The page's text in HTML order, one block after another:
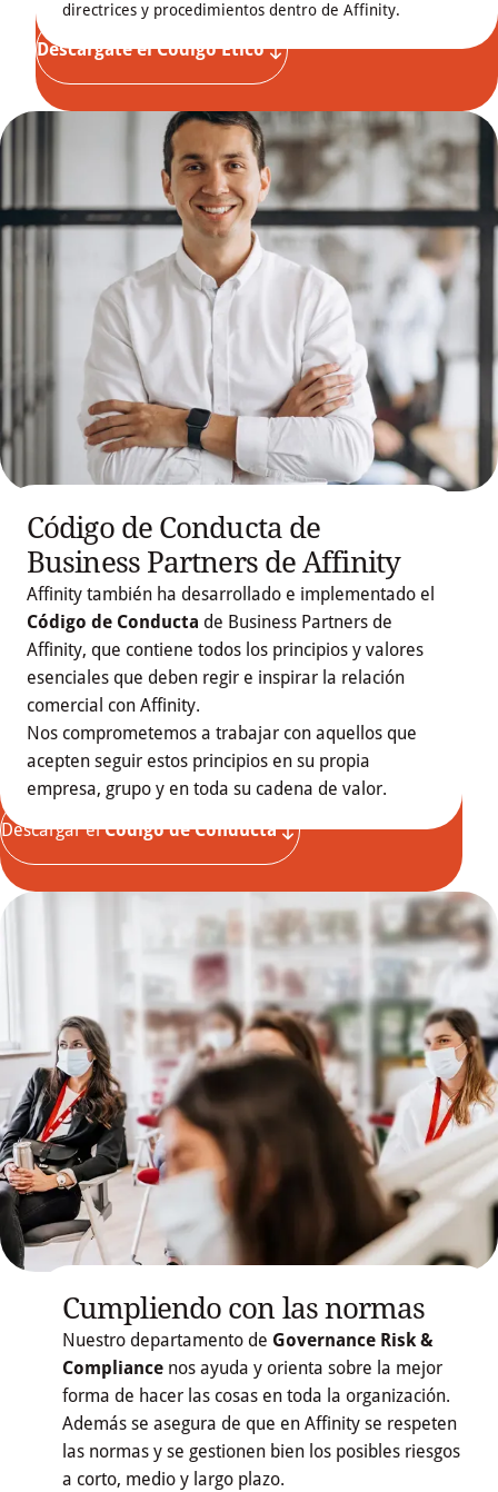
directrices y procedimientos dentro de Affinity.
Descárgate el Código Ético
Código de Conducta de
Business Partners de Affinity
Affinity también ha desarrollado e implementado el
Código de Conducta de Business Partners de
Affinity, que contiene todos los principios y valores
esenciales que deben regir e inspirar la relación
comercial con Affinity.
Nos comprometemos a trabajar con aquellos que
acepten seguir estos principios en su propia
empresa, grupo y en toda su cadena de valor.
Descargar el Código de Conducta
Cumpliendo con las normas
Nuestro departamento de Governance Risk &
Compliance nos ayuda y orienta sobre la mejor
forma de hacer las cosas en toda la organización.
Además se asegura de que en Affinity se respeten
las normas y se gestionen bien los posibles riesgos
a corto, medio y largo plazo.